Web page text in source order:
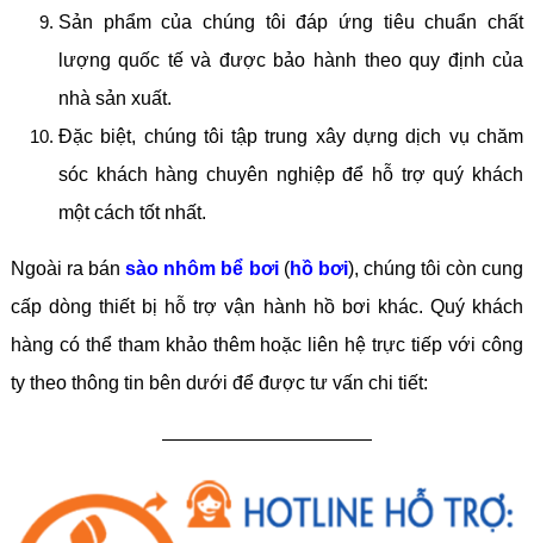
Sản phẩm của chúng tôi đáp ứng tiêu chuẩn chất
lượng quốc tế và được bảo hành theo quy định của
nhà sản xuất.
Đặc biệt, chúng tôi tập trung xây dựng dịch vụ chăm
sóc khách hàng chuyên nghiệp để hỗ trợ quý khách
một cách tốt nhất.
Ngoài ra bánsào nhôm bể bơi(hồ bơi), chúng tôi còn cung
cấp dòng thiết bị hỗ trợ vận hành hồ bơi khác. Quý khách
hàng có thể tham khảo thêm hoặc liên hệ trực tiếp với công
ty theo thông tin bên dưới để được tư vấn chi tiết:
———————————